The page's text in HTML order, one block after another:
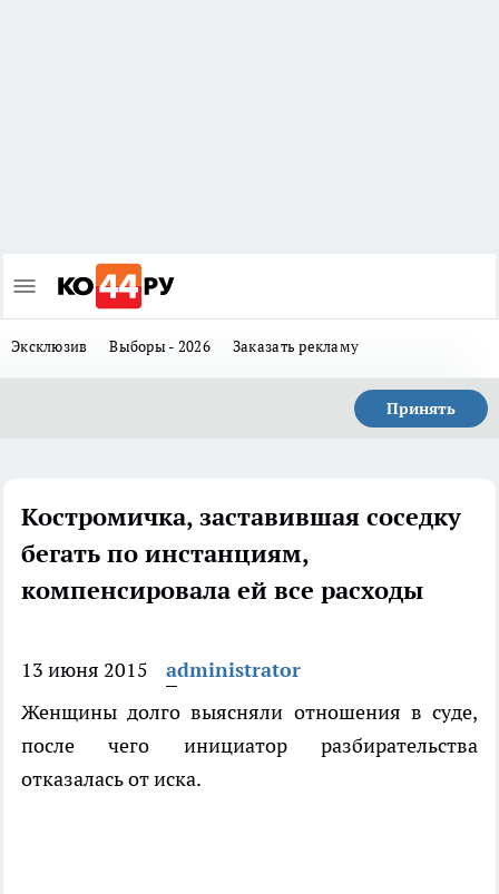
Эксклюзив Выборы - 2026 Заказать рекламу
Принять
Костромичка, заставившая соседку
бегать по инстанциям,
компенсировала ей все расходы
13 июня 2015
administrator
Женщины долго выясняли отношения в суде,
после чего инициатор разбирательства
отказалась от иска.